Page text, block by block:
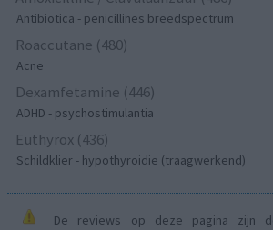
Antibiotica - penicillines breedspectrum
Roaccutane (480)
Acne
Dexamfetamine (446)
ADHD - psychostimulantia
Euthyrox (436)
Schildklier - hypothyroidie (traagwerkend)
De reviews op deze pagina zijn